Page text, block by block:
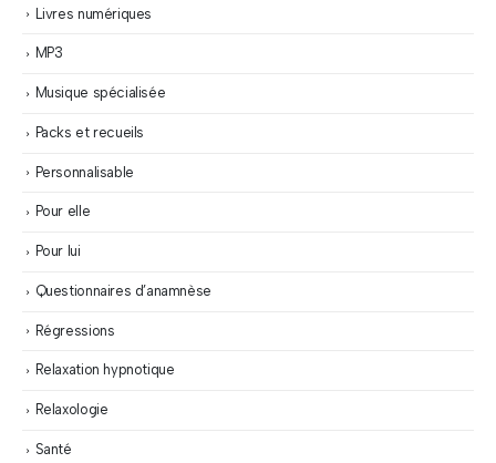
Livres numériques
MP3
Musique spécialisée
Packs et recueils
Personnalisable
Pour elle
Pour lui
Questionnaires d’anamnèse
Régressions
Relaxation hypnotique
Relaxologie
Santé